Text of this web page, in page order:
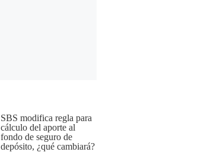
SBS modifica regla para
cálculo del aporte al
fondo de seguro de
depósito, ¿qué cambiará?